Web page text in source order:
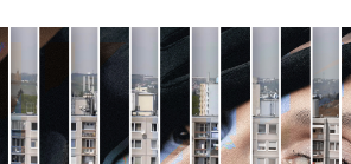
edu
Vše o ČT